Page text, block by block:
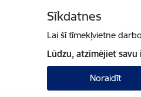
Sīkdatnes
Lai šī tīmekļvietne
Lūdzu, atzīmējiet savu
Noraidīt